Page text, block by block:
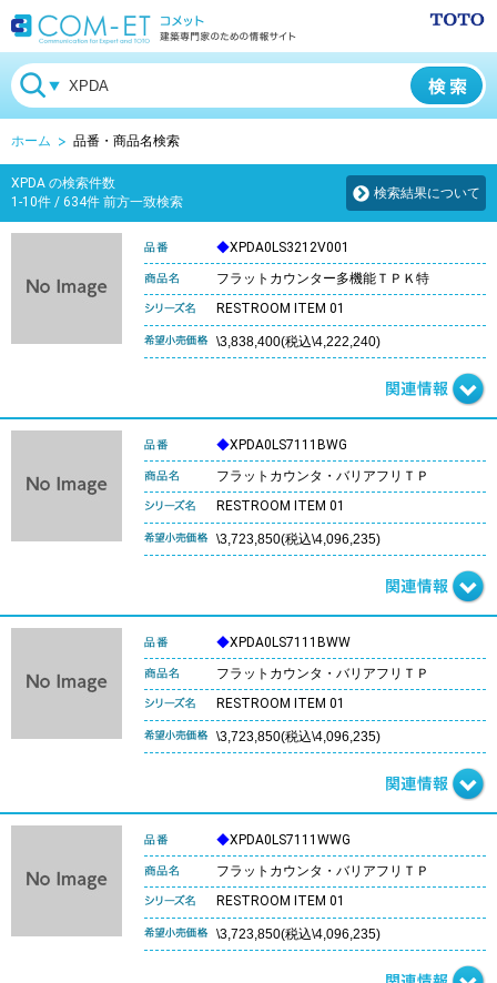
ホーム 品番・商品名検索
XPDA の検索件数
1-10件 / 634件 前方一致検索
検索結果について
◆XPDA0LS3212V001
フラットカウンター多機能ＴＰＫ特
RESTROOM ITEM 01
\3,838,400(税込\4,222,240)
◆XPDA0LS7111BWG
フラットカウンタ・バリアフリＴＰ
RESTROOM ITEM 01
\3,723,850(税込\4,096,235)
◆XPDA0LS7111BWW
フラットカウンタ・バリアフリＴＰ
RESTROOM ITEM 01
\3,723,850(税込\4,096,235)
◆XPDA0LS7111WWG
フラットカウンタ・バリアフリＴＰ
RESTROOM ITEM 01
\3,723,850(税込\4,096,235)